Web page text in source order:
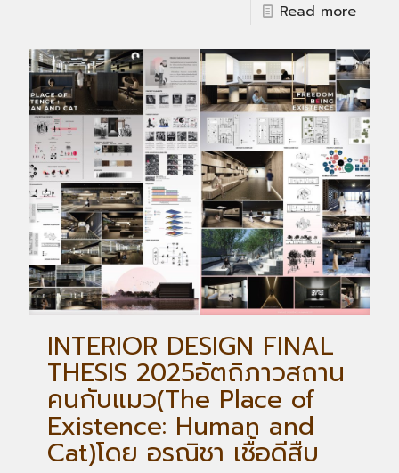
Read more
INTERIOR DESIGN FINAL
THESIS 2025อัตถิภาวสถาน
คนกับแมว(The Place of
Existence: Human and
Cat)โดย อรณิชา เชื้อดีสืบ